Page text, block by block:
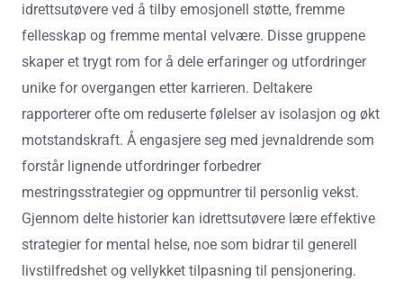
idrettsutøvere ved å tilby emosjonell støtte, fremme
fellesskap og fremme mental velvære. Disse gruppene
skaper et trygt rom for å dele erfaringer og utfordringer
unike for overgangen etter karrieren. Deltakere
rapporterer ofte om reduserte følelser av isolasjon og økt
motstandskraft. Å engasjere seg med jevnaldrende som
forstår lignende utfordringer forbedrer
mestringsstrategier og oppmuntrer til personlig vekst.
Gjennom delte historier kan idrettsutøvere lære effektive
strategier for mental helse, noe som bidrar til generell
livstilfredshet og vellykket tilpasning til pensjonering.